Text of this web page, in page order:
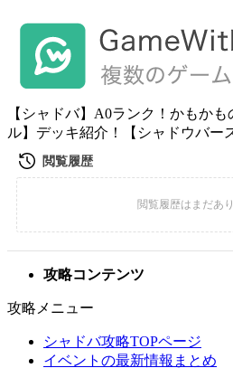
【シャドバ】A0ランク！かもか
ル】デッキ紹介！【シャドウバー
攻略コンテンツ
攻略メニュー
シャドバ攻略TOPページ
イベントの最新情報まとめ